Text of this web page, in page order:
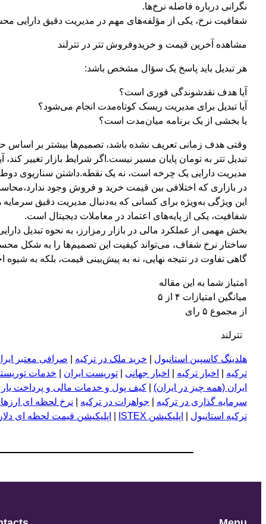
نگرانی درباره فاصله نرخ‌ها.
شفافیت نرخ، یکی از مؤلفه‌های مهم در مدیریت دقیق دارایی
مشاهده آخرین قیمت و خریدوفروش تتر در تترلند
هر تبدیل باید پاسخ یک سؤال مشخص باشد:
آیا هدف نقدشوندگی فوری است؟
آیا تبدیل برای مدیریت ریسک کوتاه‌مدت انجام می‌شود؟
یا بخشی از یک برنامه میان‌مدت است؟
وقتی هدف زمانی تعریف نشده باشد، تصمیم‌ها بیشتر بر
تبدیل تتر به تومان پایان مسیر نیست.اگر شرایط بازار تغییر کند،
مدیریت دارایی یک چرخه است، نه یک نقطه.داشتن سناریوی
در بازاری که اختلافی بین قیمت خرید و فروش وجود
این ویژگی به‌ویژه برای کسانی که به‌دنبال مدیریت دقیق
شفافیت، یکی از پایه‌های اعتماد در معاملات دیجیتال است.
بخش مهمی از عملکرد مالی در بازار رمزارز، به نحوه تبدیل
ساختار نرخ شفاف، می‌تواند کیفیت این تصمیم‌ها را به شکل
گاهی تفاوت در نتیجه نهایی، نه به پیش‌بینی قیمت، بلکه به شیوه
امتیاز شما به این مقاله
میانگین امتیازات ۴ از ۵
از مجموع ۵ رای
تترلند
هلدینگ کاسپین استانبول خرید ملک در ترکیه صرافی معتبر
ترکیه
اخبار ترکیه اخبار جهانی توریست ایران خدمات
ایران (همه چیز در ایران)
کیف پول و خدمات مالی و پرداخت یار
سرمایه گذاری در ترکیه
جواهرات در ترکیه نرخ لحظه ای ارزها
ترکیه استانبول
اپلیکیشن ISTEX اپلیکیشن قیمت لحظه ای